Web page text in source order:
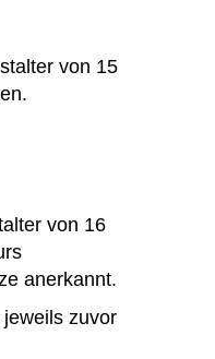
von 15
von 16
anerkannt.
zuvor